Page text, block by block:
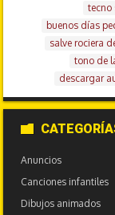
tecno
buenos días
salve rociera
tono de
descargar
Anuncios
Canciones infantiles
Dibujos animados